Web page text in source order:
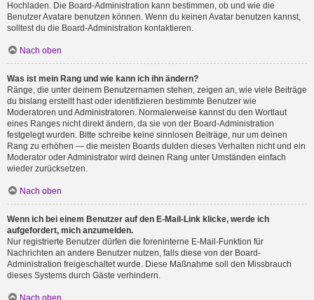
Hochladen. Die Board-Administration kann bestimmen, ob und wie die
Benutzer Avatare benutzen können. Wenn du keinen Avatar benutzen kannst,
solltest du die Board-Administration kontaktieren.
Nach oben
Was ist mein Rang und wie kann ich ihn ändern?
Ränge, die unter deinem Benutzernamen stehen, zeigen an, wie viele Beiträge
du bislang erstellt hast oder identifizieren bestimmte Benutzer wie
Moderatoren und Administratoren. Normalerweise kannst du den Wortlaut
eines Ranges nicht direkt ändern, da sie von der Board-Administration
festgelegt wurden. Bitte schreibe keine sinnlosen Beiträge, nur um deinen
Rang zu erhöhen — die meisten Boards dulden dieses Verhalten nicht und ein
Moderator oder Administrator wird deinen Rang unter Umständen einfach
wieder zurücksetzen.
Nach oben
Wenn ich bei einem Benutzer auf den E-Mail-Link klicke, werde ich
aufgefordert, mich anzumelden.
Nur registrierte Benutzer dürfen die foreninterne E-Mail-Funktion für
Nachrichten an andere Benutzer nutzen, falls diese von der Board-
Administration freigeschaltet wurde. Diese Maßnahme soll den Missbrauch
dieses Systems durch Gäste verhindern.
Nach oben